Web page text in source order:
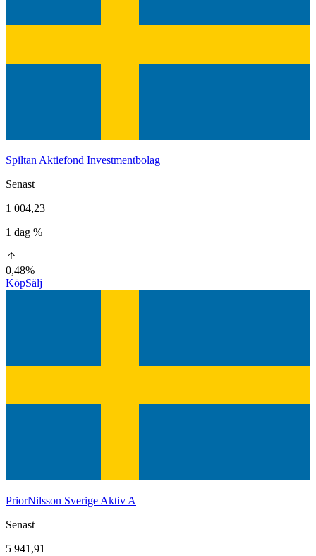
Spiltan Aktiefond Investmentbolag
Senast
1 004,23
1 dag %
0,48%
KöpSälj
PriorNilsson Sverige Aktiv A
Senast
5 941,91